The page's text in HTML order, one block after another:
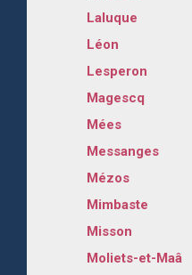
Laluque
Léon
Lesperon
Magescq
Mées
Messanges
Mézos
Mimbaste
Misson
Moliets-et-Maâ